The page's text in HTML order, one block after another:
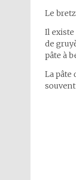
Le
Il
de
pâte à
La pâte